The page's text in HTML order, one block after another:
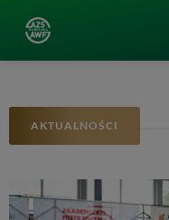
AKTUALNOŚCI